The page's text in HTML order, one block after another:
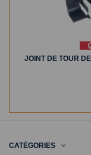
JOINT DE TOUR
CATÉGORIES